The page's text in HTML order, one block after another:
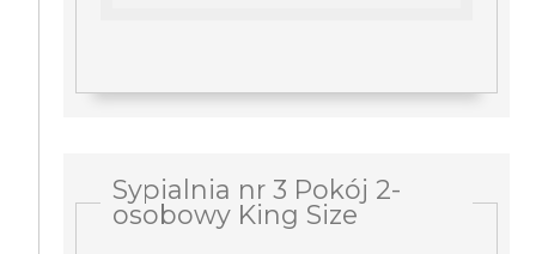
Sypialnia nr 3 Pokój 2-
osobowy King Size